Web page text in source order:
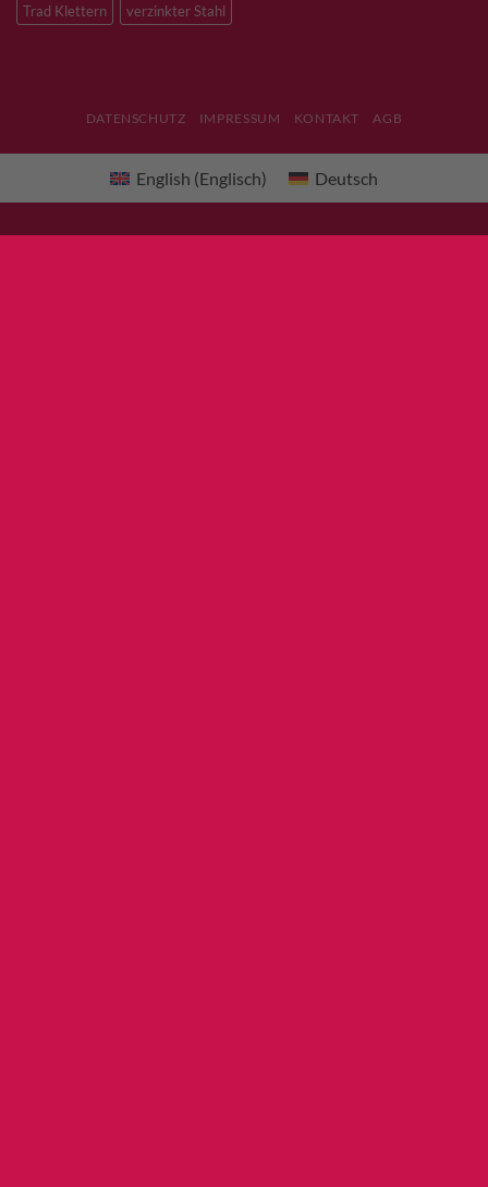
Trad Klettern
verzinkter Stahl
DATENSCHUTZ IMPRESSUM KONTAKT AGB
English (Englisch) Deutsch